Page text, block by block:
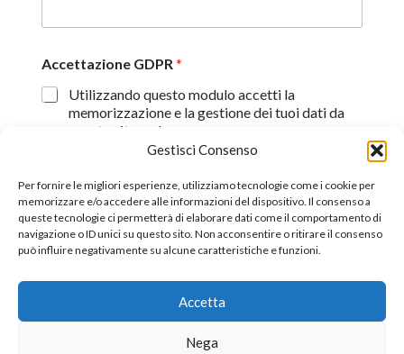
Gestisci Consenso
Per fornire le migliori esperienze, utilizziamo tecnologie come i cookie per
memorizzare e/o accedere alle informazioni del dispositivo. Il consenso a
queste tecnologie ci permetterà di elaborare dati come il comportamento di
navigazione o ID unici su questo sito. Non acconsentire o ritirare il consenso
può influire negativamente su alcune caratteristiche e funzioni.
Accetta
Nega
Accettazione GDPR *
Utilizzando questo modulo accetti la
memorizzazione e la gestione dei tuoi dati da
questo sito web.
Proseguendo, dichiaro di aver preso visione
Invia
©2026 All Rights Reserverd.